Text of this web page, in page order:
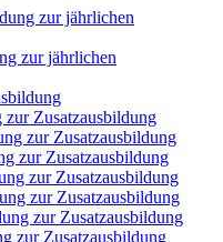
zur jährlichen
zur jährlichen
Zusatzausbildung
zur Zusatzausbildung
zur Zusatzausbildung
zur Zusatzausbildung
zur Zusatzausbildung
zur Zusatzausbildung
zur Zusatzausbildung